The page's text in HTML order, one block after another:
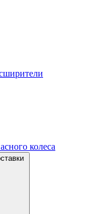
колеса